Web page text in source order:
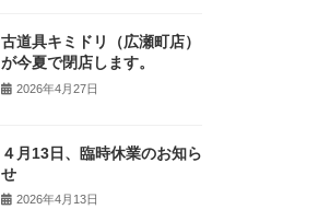
古道具キミドリ（広瀬町店）
が今夏で閉店します。
2026年4月27日
４月13日、臨時休業のお知ら
せ
2026年4月13日